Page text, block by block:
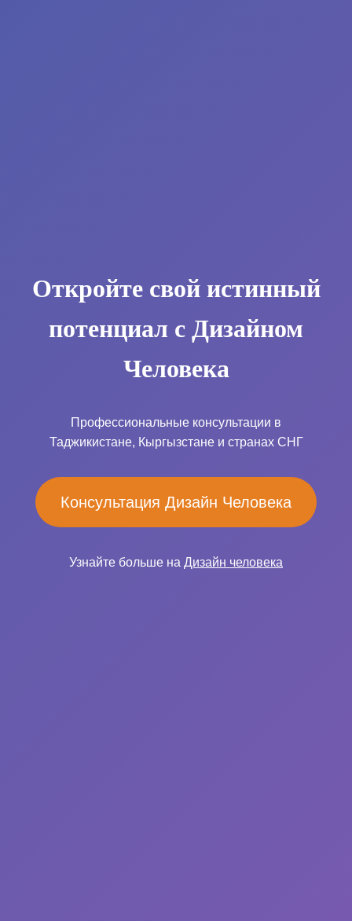
Откройте свой истинный
потенциал с Дизайном
Человека
Профессиональные консультации в
Таджикистане, Кыргызстане и странах СНГ
Консультация Дизайн Человека
Узнайте больше на Дизайн человека